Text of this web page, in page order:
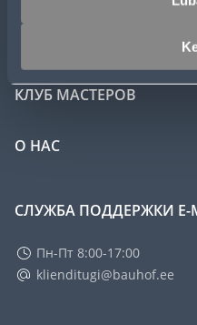
КЛУБ МАСТЕРОВ
О НАС
СЛУЖБА ПОДДЕРЖКИ
Пн-Пт 8:00-17:00
klienditugi@bauhof.ee